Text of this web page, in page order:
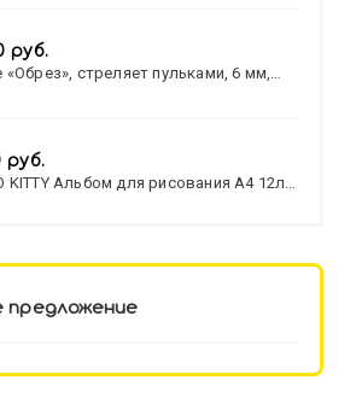
руб.
«Обрез», стреляет пульками, 6 мм,
руб.
KITTY Альбом для рисования А4 12л.
предложение